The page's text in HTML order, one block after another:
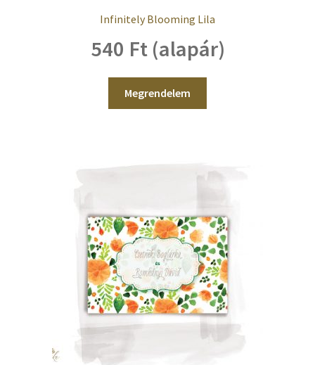
Infinitely Blooming Lila
540 Ft (alapár)
Megrendelem